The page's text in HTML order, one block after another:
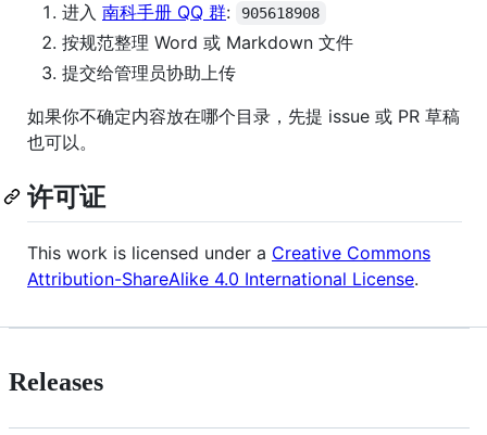
进入 南科手册 QQ 群: 905618908
按规范整理 Word 或 Markdown 文件
提交给管理员协助上传
如果你不确定内容放在哪个目录，先提 issue 或 PR 草稿
也可以。
许可证
This work is licensed under a Creative Commons
Attribution-ShareAlike 4.0 International License.
Releases